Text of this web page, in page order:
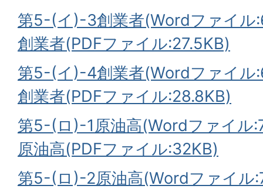
第5-(イ)-3創業者(Wordファイル
創業者(PDFファイル:27.5KB)
第5-(イ)-4創業者(Wordファイル
創業者(PDFファイル:28.8KB)
第5-(ロ)-1原油高(Wordファイル
原油高(PDFファイル:32KB)
第5-(ロ)-2原油高(Wordファイル